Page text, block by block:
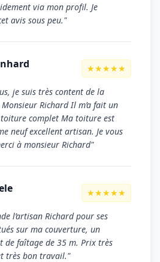
via mon profil. Je
avis sous peu."
★★★★★
je suis très content de la
Richard Il m’a fait un
complet Ma toiture est
neuf excellent artisan. Je vous
à monsieur Richard"
★★★★★
l’artisan Richard pour ses
sur ma couverture, un
de faîtage de 35 m. Prix très
très bon travail."